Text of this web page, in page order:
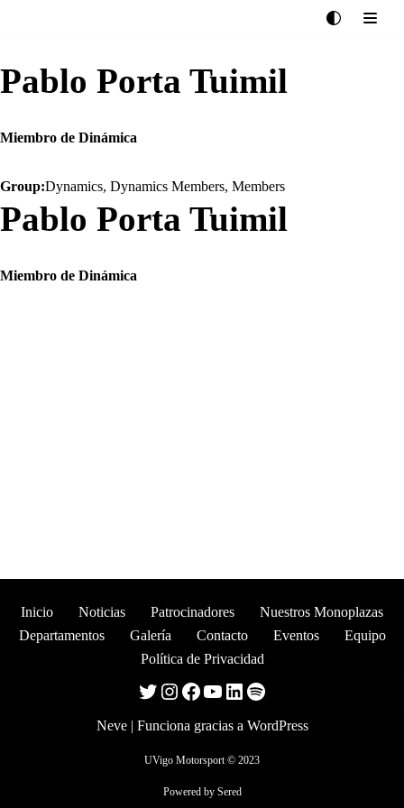
al
Pablo Porta Tuimil
Miembro de Dinámica
Group:Dynamics, Dynamics Members, Members
Pablo Porta Tuimil
Miembro de Dinámica
Inicio Noticias Patrocinadores
Nuestros Monoplazas
Departamentos
Galería Contacto Eventos
Equipo
Política de Privacidad
Neve| Funciona gracias a WordPress
UVigo Motorsport © 2023
Powered by Sered